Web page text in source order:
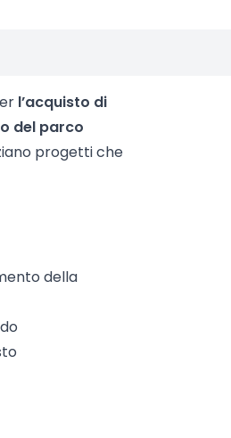
l’acquisto di
del parco
progetti che
della